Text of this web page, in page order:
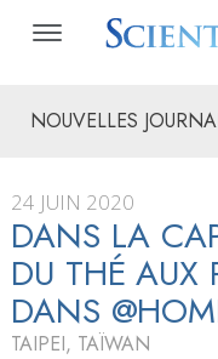
NOUVELLES
24 JUIN 2020
DANS LA
DU THÉ AUX
DANS
TAIPEI, TAÏWAN